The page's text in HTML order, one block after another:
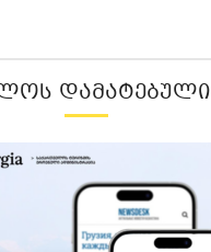
ᲓᲐᲛᲐᲢᲔᲑᲣᲚᲘ